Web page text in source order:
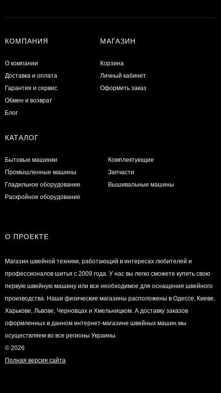
КОМПАНИЯ
О компании
Доставка и оплата
Гарантия и сервис
Обмен и возврат
Блог
МАГАЗИН
Корзина
Личный кабинет
Оформить заказ
КАТАЛОГ
Бытовые машинки
Промышленные машины
Гладильное оборудование
Раскройное оборудование
Комплектующие
Запчасти
Вышивальные машины
О ПРОЕКТЕ
Магазин швейной техники, работающий в интересах любителей и
профессионалов шитья с 2009 года. У нас вы легко сможете купить свою
первую швейную машину или все необходимое для оснащения швейного
производства. Наши физические магазины расположены в Одессе, Киеве,
Харькове, Львове, Черновцах и Хмельницком. А доставку заказов
оформленных в данном интернет-магазине швейных машин мы
осуществляем во все регионы Украины.
© 2026
Полная версия сайта